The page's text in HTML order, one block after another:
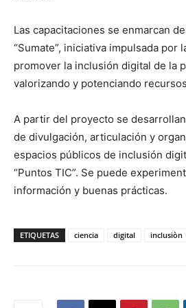
Las capacitaciones se enmarcan
“Sumate”, iniciativa impulsada por
promover la inclusión digital de la
valorizando y potenciando
A partir del proyecto se
de divulgación, articulación y
espacios públicos de inclusión
“Puntos TIC”. Se puede
información y buenas prácticas.
ETIQUETAS ciencia digital inclusiòn